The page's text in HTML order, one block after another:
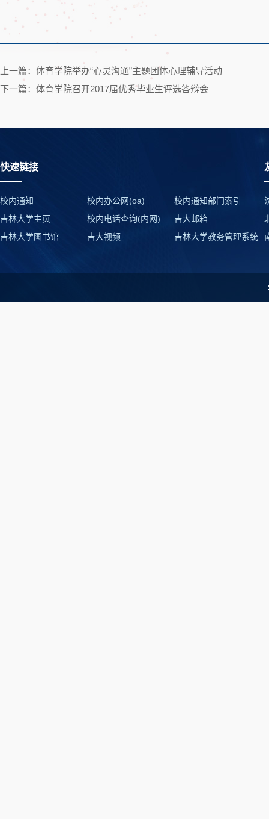
上一篇：体育学院举办“心灵沟通”主题团体心理辅导活动
下一篇：体育学院召开2017届优秀毕业生评选答辩会
快速链接
校内通知 校内办公网(oa)
校内通知部门索引
吉林大学主页
校内电话查询(内网)
吉大邮箱
吉林大学图书馆
吉大视频 吉林大学教务管理系统